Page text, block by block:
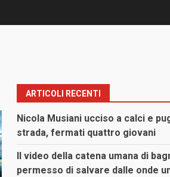
ARTICOLI RECENTI
Nicola Musiani ucciso a calci e
strada, fermati quattro giovani
Il video della catena umana di
permesso di salvare dalle onde